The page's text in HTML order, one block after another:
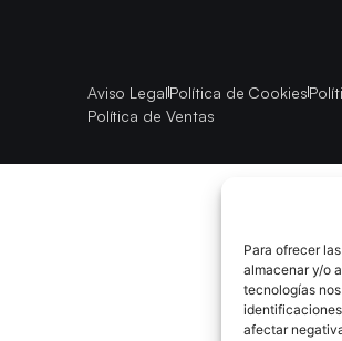
Para ofrecer
almacenar y/o
tecnologías
afectar
Aviso LegalPolítica de Cookies
Política de Ventas